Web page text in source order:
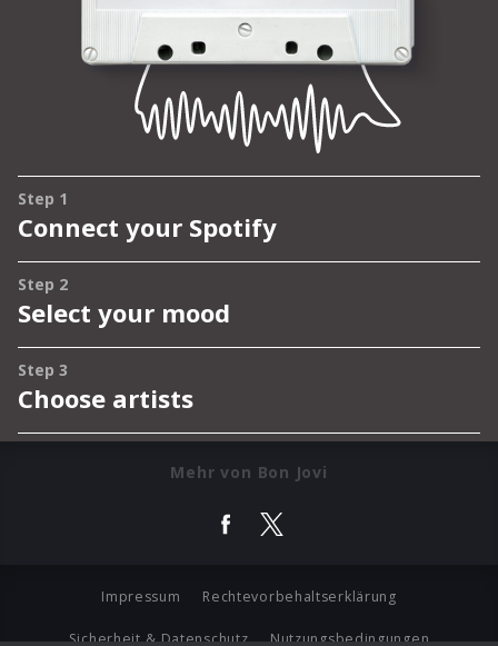
Mehr von Bon Jovi
Impressum Rechtevorbehaltserklärung
Sicherheit & Datenschutz Nutzungsbedingungen